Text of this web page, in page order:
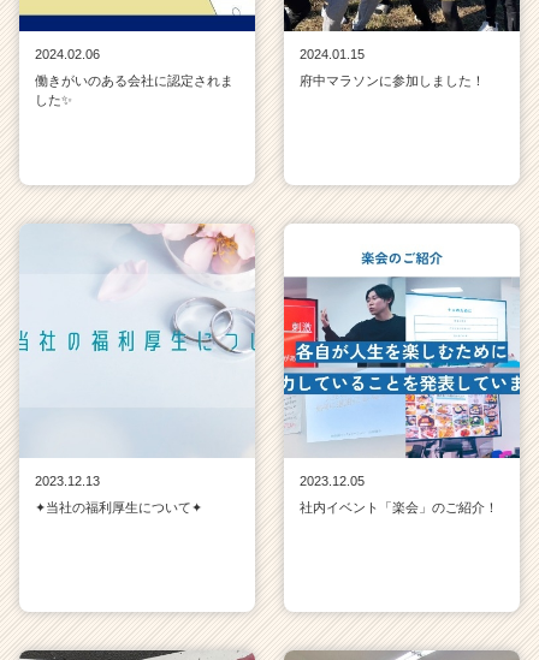
2024.02.06
働きがいのある会社に認定されま
した✨
2024.01.15
府中マラソンに参加しました！
2023.12.13
✦当社の福利厚生について✦
2023.12.05
社内イベント「楽会」のご紹介！